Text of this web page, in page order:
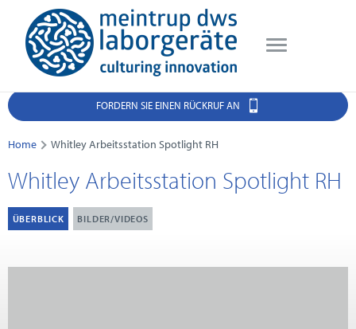
FORDERN SIE EINEN RÜCKRUF AN
Home Whitley Arbeitsstation Spotlight RH
Whitley Arbeitsstation Spotlight RH
ÜBERBLICK BILDER/VIDEOS